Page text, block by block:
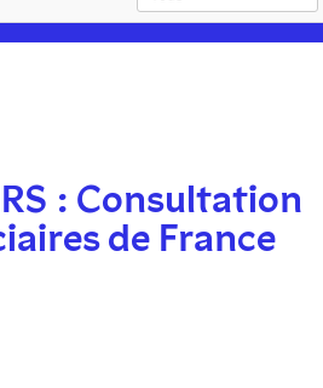
: Consultation
de France